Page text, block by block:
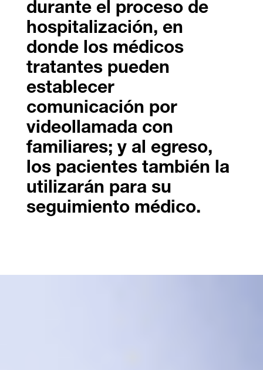
durante el proceso de
hospitalización, en
donde los médicos
tratantes pueden
establecer
comunicación por
videollamada con
familiares; y al egreso,
los pacientes también la
utilizarán para su
seguimiento médico.